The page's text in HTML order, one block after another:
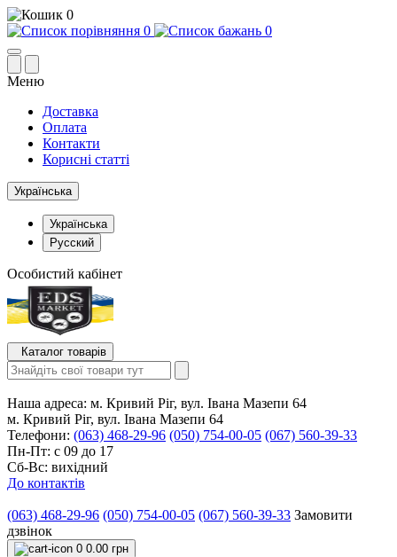
0
0
0
Меню
Доставка
Оплата
Контакти
Корисні статті
Українська
Українська
Русский
Особистий кабінет
Каталог товарів
Наша адреса: м. Кривий Ріг, вул. Івана Мазепи 64
м. Кривий Ріг, вул. Івана Мазепи 64
Телефони: (063) 468-29-96 (050) 754-00-05 (067) 560-39-33
Пн-Пт: с 09 до 17
Сб-Вс: вихідний
До контактів
(063) 468-29-96 (050) 754-00-05 (067) 560-39-33 Замовити
дзвінок
0 0.00 грн